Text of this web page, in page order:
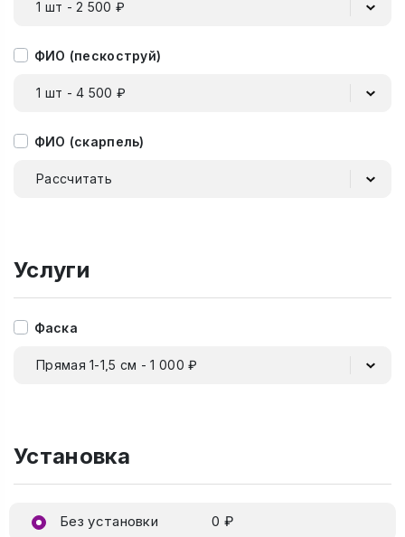
1 шт - 2 500 ₽
ФИО (пескоструй)
1 шт - 4 500 ₽
ФИО (скарпель)
Рассчитать
Услуги
Фаска
Прямая 1-1,5 см - 1 000 ₽
Установка
Без установки 0 ₽